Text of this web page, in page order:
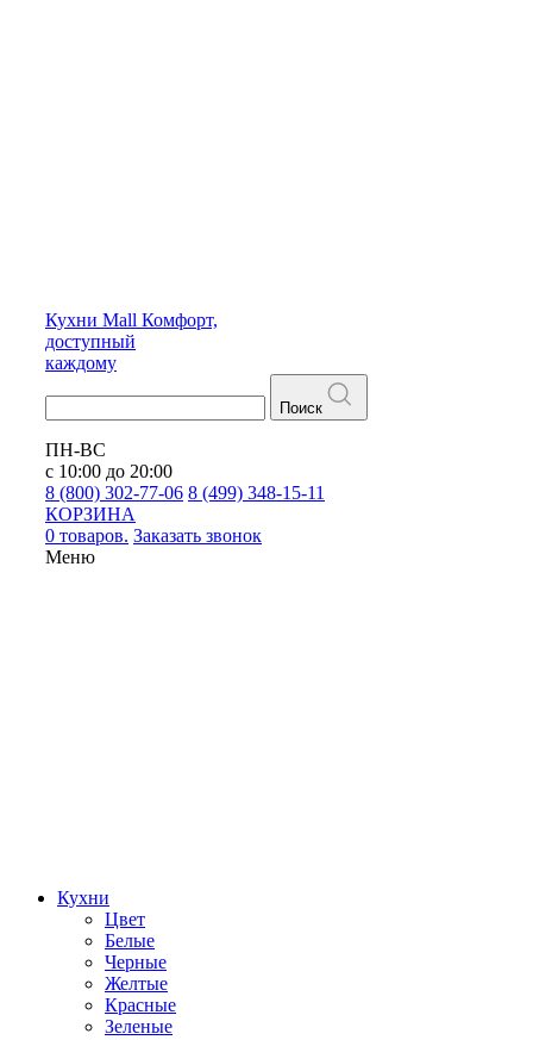
Кухни Mall Комфорт,
доступный
каждому
Поиск
ПН-ВС
с 10:00 до 20:00
8 (800) 302-77-06 8 (499) 348-15-11
КОРЗИНА
0 товаров. Заказать звонок
Меню
Кухни
Цвет
Белые
Черные
Желтые
Красные
Зеленые